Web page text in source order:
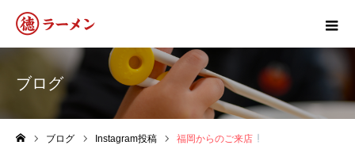
ブログ
ブログ Instagram投稿 福岡からのご来店